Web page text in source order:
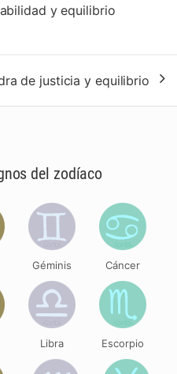
y equilibrio
de justicia y equilibrio
del zodíaco
Géminis Cáncer
Libra Escorpio